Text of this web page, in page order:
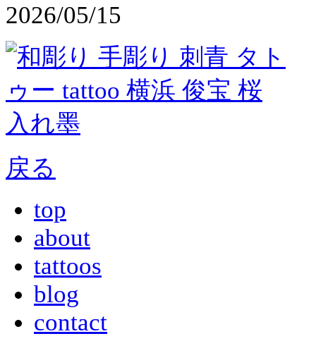
2026/05/15
戻る
top
about
tattoos
blog
contact